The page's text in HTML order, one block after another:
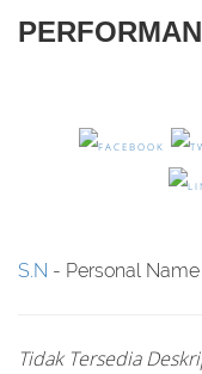
S.N - Personal Name
Tidak Tersedia